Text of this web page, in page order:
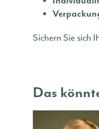
Sichern Sie sich
Das